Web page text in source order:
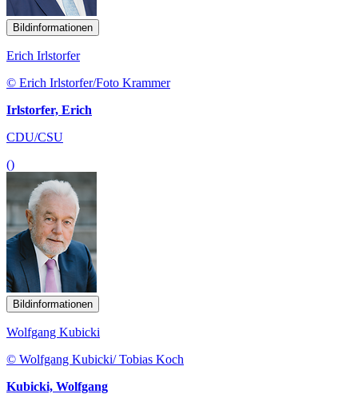
Bildinformationen
Erich Irlstorfer
© Erich Irlstorfer/Foto Krammer
Irlstorfer, Erich
CDU/CSU
()
Bildinformationen
Wolfgang Kubicki
© Wolfgang Kubicki/ Tobias Koch
Kubicki, Wolfgang